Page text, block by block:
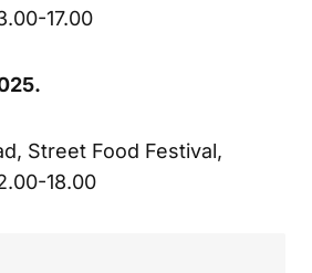
17.00
Street Food Festival,
18.00